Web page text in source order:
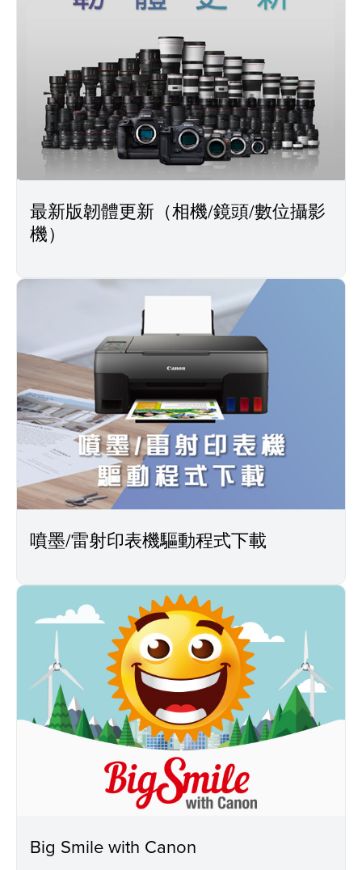
最新版韌體更新（相機/鏡頭/數位攝影
機）
噴墨/雷射印表機驅動程式下載
Big Smile with Canon